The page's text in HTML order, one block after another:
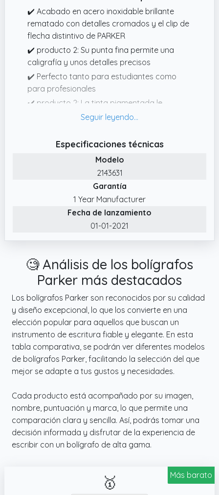
✔️ Acabado en acero inoxidable brillante
rematado con detalles cromados y el clip de
flecha distintivo de PARKER
✔️ producto 2: Su punta fina permite una
caligrafía y unos detalles precisos
✔️ Perfecto tanto para estudiantes como
para profesionales
✔️ producto 2: La tinta pigmentada le
permite plasmar sus pensamientos
elegantes combinados con una silueta
✔️ Punta de bolígrafo clickaction y tinta
uniforme y fluido dondequiera que escriba
con el trabajo artesanal superior de PARKER
para evocar el valioso legado de la marca
una escritura fluida y fiable sobre el papel
Especificaciones técnicas
Modelo
2143631
Garantía
1 Year Manufacturer
Fecha de lanzamiento
01-01-2021
🧐 Análisis de los bolígrafos
Parker más destacados
Los bolígrafos Parker son reconocidos por su calidad
y diseño excepcional, lo que los convierte en una
elección popular para aquellos que buscan un
instrumento de escritura fiable y elegante. En esta
tabla comparativa, se podrán ver diferentes modelos
de bolígrafos Parker, facilitando la selección del que
mejor se adapte a tus gustos y necesidades.
Cada producto está acompañado por su imagen,
nombre, puntuación y marca, lo que permite una
comparación clara y sencilla. Así, podrás tomar una
decisión informada y disfrutar de la experiencia de
escribir con un bolígrafo de alta gama.
Más barato
🥇